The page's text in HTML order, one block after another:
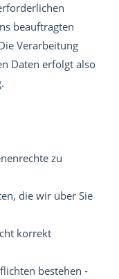
beauftragten
Verarbeitung
Daten erfolgt also
zu
die wir über Sie
korrekt
bestehen -